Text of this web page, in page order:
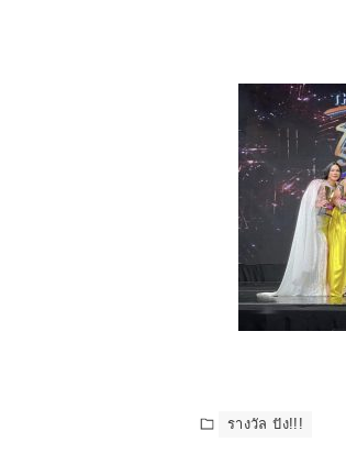
รางวัล ปัง!!!